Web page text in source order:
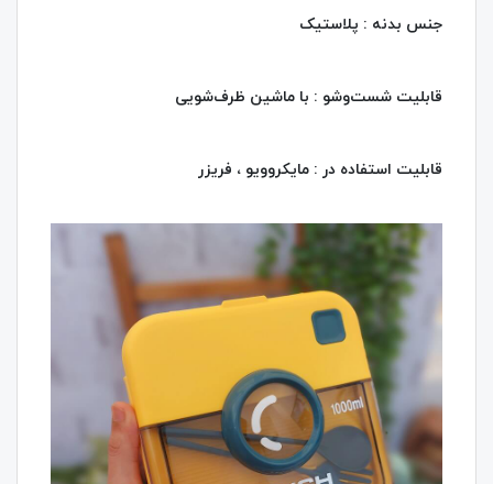
جنس بدنه : پلاستیک
قابلیت شست‌وشو : با ماشین ظرف‌شویی
قابلیت استفاده در : مایکروویو ، فریزر